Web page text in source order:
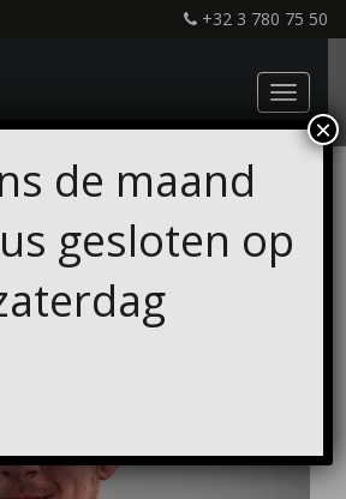
+32 3 780 75 50
BOEL - GARAGE
BOEL
de maand
gesloten op
×